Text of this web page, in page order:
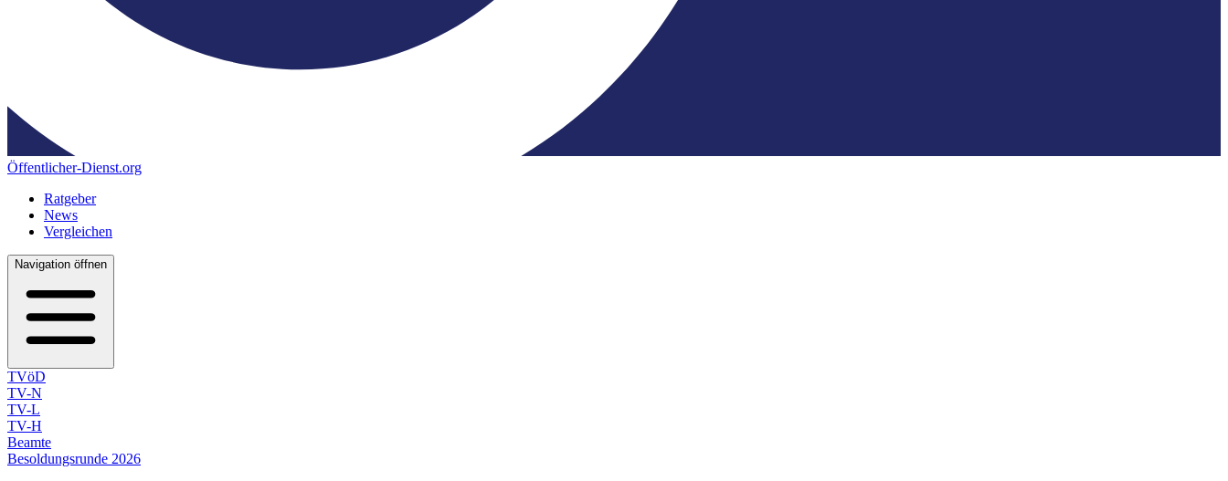
Öffentlicher-Dienst.org
Ratgeber
News
Vergleichen
Navigation öffnen
TVöD
TV-N
TV-L
TV-H
Beamte
Besoldungsrunde 2026